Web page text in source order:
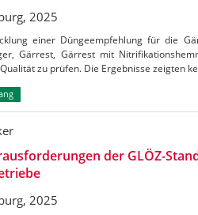
2025
einer Düngeempfehlung für die
Gärrest, Gärrest mit
zu prüfen. Die Ergebnisse zeigten
der GLÖZ-
2025